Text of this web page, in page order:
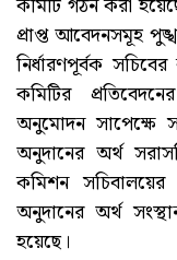
প্রাপ্ত আবেদনসমূহ
নির্ধারণপূর্বক
কমিটির
অনুমোদন সাপেক্ষে
অনুদানের অর্থ
কমিশন
অনুদানের অর্থ
হয়েছে।